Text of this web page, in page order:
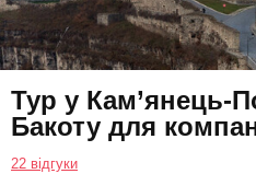
Тур у Кам’янець-
Бакоту для
22 відгуки